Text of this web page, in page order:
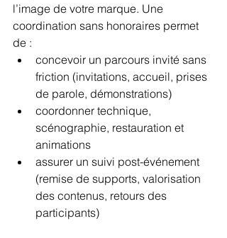
l’image de votre marque. Une
coordination sans honoraires permet
de :
concevoir un parcours invité sans
friction (invitations, accueil, prises
de parole, démonstrations)
coordonner technique,
scénographie, restauration et
animations
assurer un suivi post-événement
(remise de supports, valorisation
des contenus, retours des
participants)